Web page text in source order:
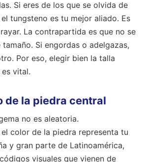
Si eres de los que se olvida de
tungsteno es tu mejor aliado. Es
La contrapartida es que no se
Si engordas o adelgazas,
Por eso, elegir bien la talla
vital.
de la piedra central
no es aleatoria.
color de la piedra representa tu
y gran parte de Latinoamérica,
visuales que vienen de